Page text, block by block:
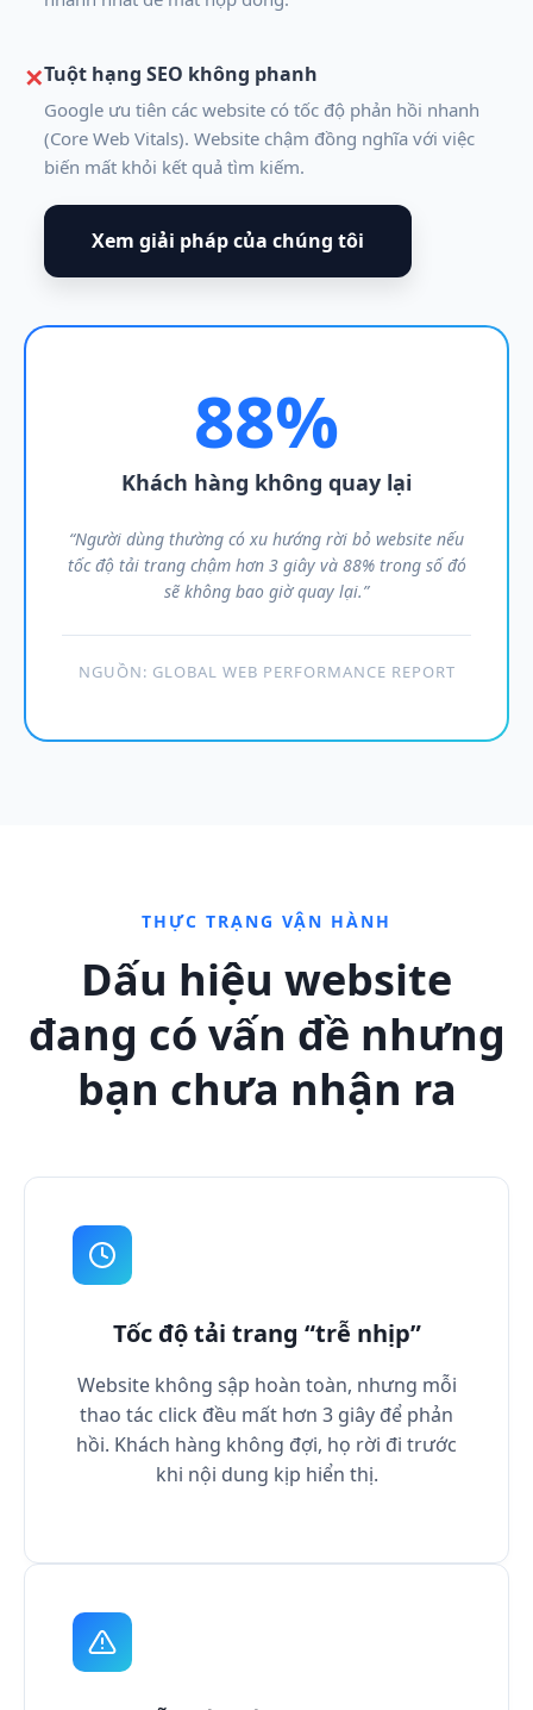
✕Tuột hạng SEO không phanh
Google ưu tiên các website có tốc độ phản hồi nhanh
(Core Web Vitals). Website chậm đồng nghĩa với việc
biến mất khỏi kết quả tìm kiếm.
Xem giải pháp của chúng tôi
88%
Khách hàng không quay lại
“Người dùng thường có xu hướng rời bỏ website nếu
tốc độ tải trang chậm hơn 3 giây và 88% trong số đó
sẽ không bao giờ quay lại.”
NGUỒN: GLOBAL WEB PERFORMANCE REPORT
THỰC TRẠNG VẬN HÀNH
Dấu hiệu website
đang có vấn đề nhưng
bạn chưa nhận ra
Tốc độ tải trang “trễ nhịp”
Website không sập hoàn toàn, nhưng mỗi
thao tác click đều mất hơn 3 giây để phản
hồi. Khách hàng không đợi, họ rời đi trước
khi nội dung kịp hiển thị.